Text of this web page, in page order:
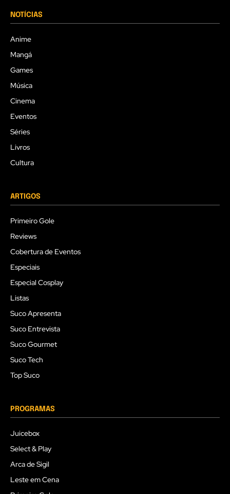
NOTÍCIAS
Anime
Mangá
Games
Música
Cinema
Eventos
Séries
Livros
Cultura
ARTIGOS
Primeiro Gole
Reviews
Cobertura de Eventos
Especiais
Especial Cosplay
Listas
Suco Apresenta
Suco Entrevista
Suco Gourmet
Suco Tech
Top Suco
PROGRAMAS
Juicebox
Select & Play
Arca de Sigil
Leste em Cena